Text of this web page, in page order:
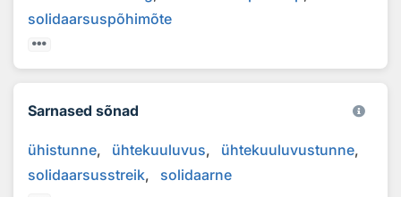
solidaarsuspõhimõte
Sarnased sõnad
ühistunne ühtekuuluvus
ühtekuuluvustunne
solidaarsusstreik
solidaarne